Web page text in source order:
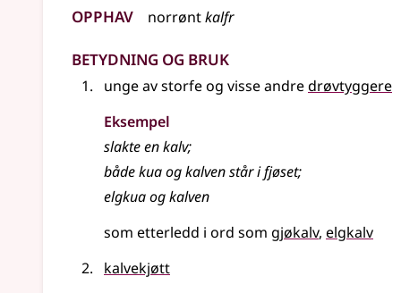
Opphav norrøntkalfr
Betydning og bruk
unge av storfe og visse andredrøvtyggere
Eksempel
slakte enkalv;
både kua og kalven står i fjøset;
elgkua og kalven
som etterledd i ord som gjøkalv elgkalv
kalvekjøtt